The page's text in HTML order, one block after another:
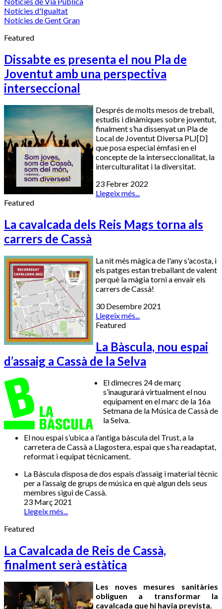
Notícies d'Igualtat
Notícies de Gent Gran
Featured
Dissabte es presenta el nou Pla de
Joventut amb una perspectiva
interseccional
Després de molts mesos de treball,
estudis i dinàmiques sobre joventut,
finalment s’ha dissenyat un Pla de
Local de Joventut Diversa PLJ[D]
que posa especial èmfasi en el
concepte de la interseccionalitat, la
interculturalitat i la diversitat.
23 Febrer 2022
Llegeix més...
Featured
La cavalcada dels Reis Mags torna als
carrers de Cassà
La nit més màgica de l'any s'acosta, i
els patges estan treballant de valent
perquè la màgia torni a envair els
carrers de Cassà!
30 Desembre 2021
Llegeix més...
Featured
La Bàscula, nou espai
d’assaig a Cassà de la Selva
El dimecres 24 de març
s’inaugurarà virtualment el nou
equipament en el marc de la 16a
Setmana de la Música de Cassà de
la Selva.
El nou espai s’ubica a l’antiga bàscula del Trust, a la
carretera de Cassà a Llagostera, espai que s’ha readaptat,
reformat i equipat tècnicament.
La Bàscula disposa de dos espais d’assaig i material tècnic
per a l’assaig de grups de música en què algun dels seus
membres sigui de Cassà.
23 Març 2021
Llegeix més...
Featured
La Cavalcada de Reis de Cassà,
finalment serà estàtica
Les noves mesures sanitàries
obliguen a transformar la
cavalcada que hi havia prevista.